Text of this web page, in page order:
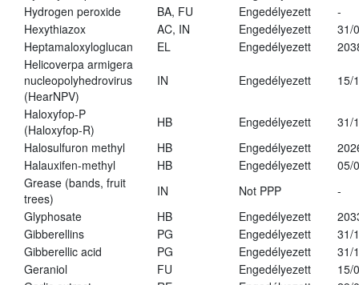
Hydrogen peroxide
BA, FU Engedélyezett
-
Hexythiazox
AC, IN Engedélyezett
31/
Heptamaloxyloglucan
EL Engedélyezett
Helicoverpa armigera
nucleopolyhedrovirus
(HearNPV)
IN Engedélyezett 15/
Haloxyfop-P
(Haloxyfop-R)
HB Engedélyezett
31/
Halosulfuron methyl
HB Engedélyezett
Halauxifen-methyl
HB Engedélyezett
05/
Grease (bands, fruit
trees)
IN Not PPP
-
Glyphosate
HB Engedélyezett
Gibberellins
PG Engedélyezett
31/
Gibberellic acid
PG Engedélyezett
31/
Geraniol
FU Engedélyezett
15/